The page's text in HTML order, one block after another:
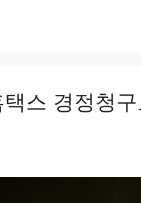
스 경정청